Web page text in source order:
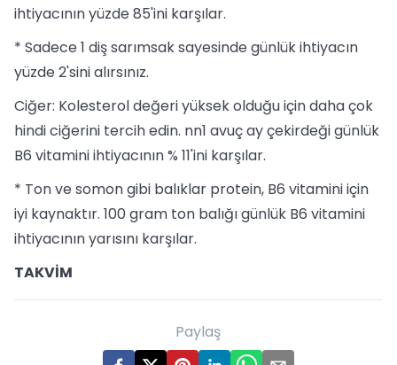
ihtiyacının yüzde 85'ini karşılar.
* Sadece 1 diş sarımsak sayesinde günlük ihtiyacın
yüzde 2'sini alırsınız.
Ciğer: Kolesterol değeri yüksek olduğu için daha çok
hindi ciğerini tercih edin. nn1 avuç ay çekirdeği günlük
B6 vitamini ihtiyacının % 11'ini karşılar.
* Ton ve somon gibi balıklar protein, B6 vitamini için
iyi kaynaktır. 100 gram ton balığı günlük B6 vitamini
ihtiyacının yarısını karşılar.
TAKVİM
Paylaş